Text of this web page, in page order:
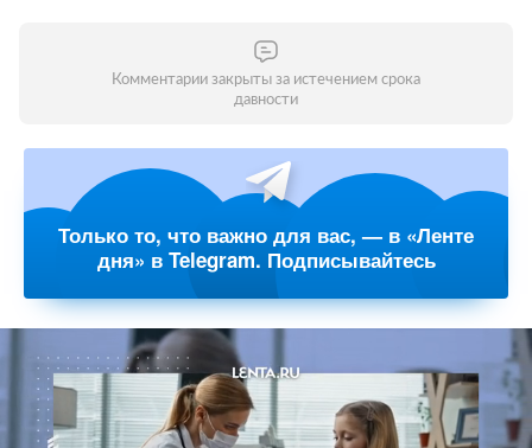
Комментарии закрыты за истечением срока
давности
Только то, что важно для вас, — в «Ленте
дня» в Telegram. Подписывайтесь